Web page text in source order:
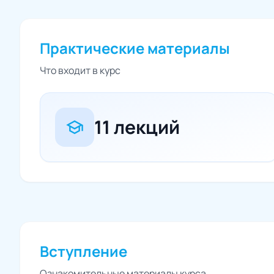
Практические материалы
Что входит в курс
school 11 лекций
Вступление